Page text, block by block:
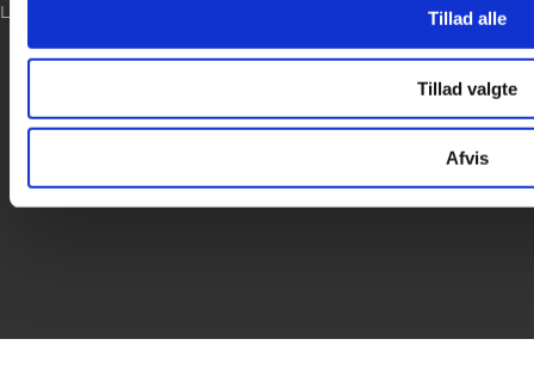
Tillad alle
Tillad valgte
Afvis
LOG IND